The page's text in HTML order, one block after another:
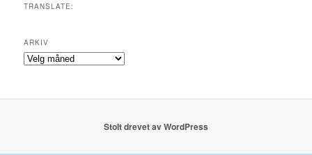
TRANSLATE:
ARKIV
Arkiv
Stolt drevet av WordPress